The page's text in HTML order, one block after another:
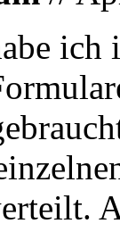
ich